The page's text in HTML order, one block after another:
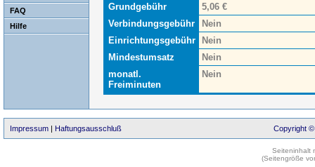
FAQ
Hilfe
Grundgebühr
5,06 €
Verbindungsgebühr
Nein
Einrichtungsgebühr
Nein
Mindestumsatz
Nein
monatl.
Freiminuten
Nein
Impressum | Haftungsausschluß Copyright ©
Seiteninhalt
(Seitengröße